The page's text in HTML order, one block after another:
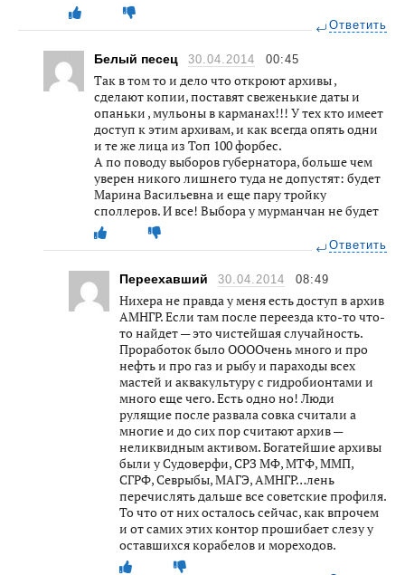
Ответить
Белый песец 30.04.2014 00:45
Так в том то и дело что откроют архивы ,
сделают копии, поставят свеженькие даты и
опаньки , мульоны в карманах!!! У тех кто имеет
доступ к этим архивам, и как всегда опять одни
и те же лица из Топ 100 форбес.
А по поводу выборов губернатора, больше чем
уверен никого лишнего туда не допустят: будет
Марина Васильевна и еще пару тройку
споллеров. И все! Выбора у мурманчан не будет
Ответить
Переехавший 30.04.2014 08:49
Нихера не правда у меня есть доступ в архив
АМНГР. Если там после переезда кто-то что-
то найдет — это чистейшая случайность.
Проработок было ООООчень много и про
нефть и про газ и рыбу и параходы всех
мастей и аквакультуру с гидробионтами и
много еще чего. Есть одно но! Люди
рулящие после развала совка считали а
многие и до сих пор считают архив —
неликвидным активом. Богатейшие архивы
были у Судоверфи, СРЗ МФ, МТФ, ММП,
СГРФ, Севрыбы, МАГЭ, АМНГР…лень
перечислять дальше все советские профиля.
То что от них осталось сейчас, как впрочем
и от самих этих контор прошибает слезу у
оставшихся корабелов и мореходов.